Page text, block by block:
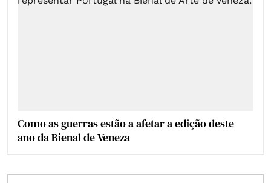
Como as guerras estão a afetar a edição deste
ano da Bienal de Veneza